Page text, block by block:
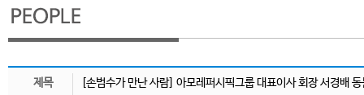
제목
[손범수가 만난 사람] 아모레퍼시픽그룹 대표이사 회장 서경배 동